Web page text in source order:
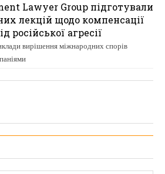
Lawyer Group підготували
лекцій щодо компенсації
російської агресії
вирішення міжнародних спорів